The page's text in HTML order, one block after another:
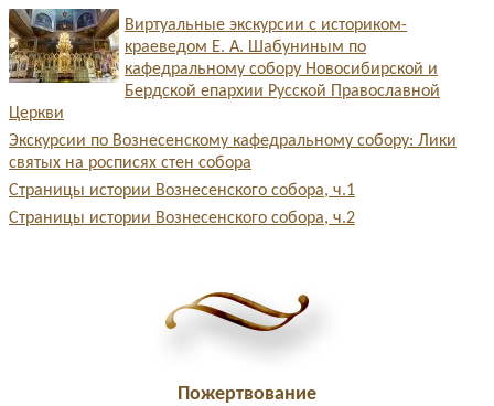
Виртуальные экскурсии с историком-
краеведом Е. А. Шабуниным по
кафедральному собору Новосибирской и
Бердской епархии Русской Православной
Церкви
Экскурсии по Вознесенскому кафедральному собору: Лики
святых на росписях стен собора
Страницы истории Вознесенского собора, ч.1
Страницы истории Вознесенского собора, ч.2
Пожертвование